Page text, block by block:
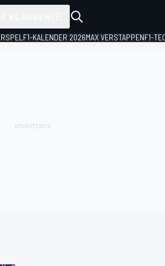
F1-KALENDER 2026MAX VERSTAPPENF1-